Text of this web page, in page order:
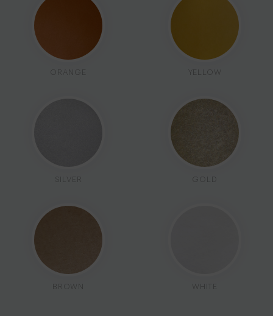
ORANGE YELLOW
SILVER GOLD
BROWN WHITE